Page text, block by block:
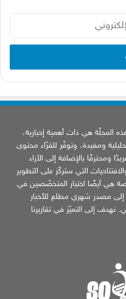
المجلّة هي ذات أهمية إخبارية،
ومفيدة، وتوفّر للقرّاء محتوى
ومحترفًا بالإضافة إلى الآراء
التي ستركّز على التطوير
هي أيضًا اختيار المتخصّصين في
إلى مصدر شهري مطلع للأخبار
نهدف إلى التميّز في تقاريرنا